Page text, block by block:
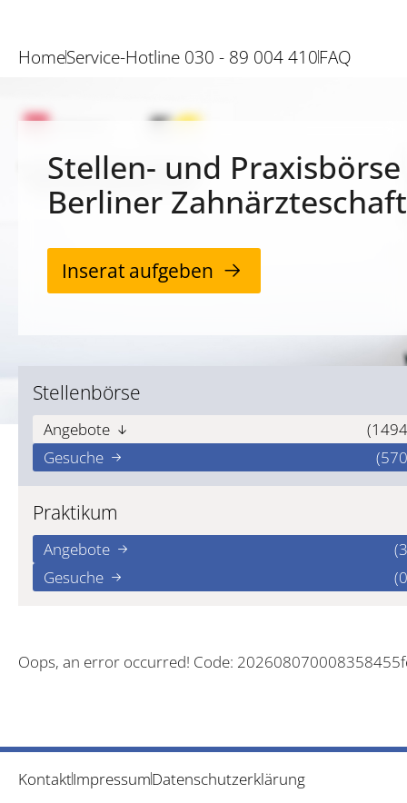
HomeService-Hotline 030 - 89 004 410FAQ
Stellen- und
Berliner Zahnärzteschaft
Inserat aufgeben
Stellenbörse
Angebote
Gesuche
Praktikum
Angebote
Gesuche
Oops, an error occurred! Code:
KontaktImpressumDatenschutzerklärung